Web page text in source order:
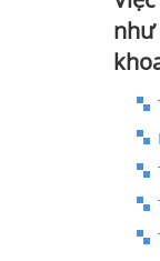
như